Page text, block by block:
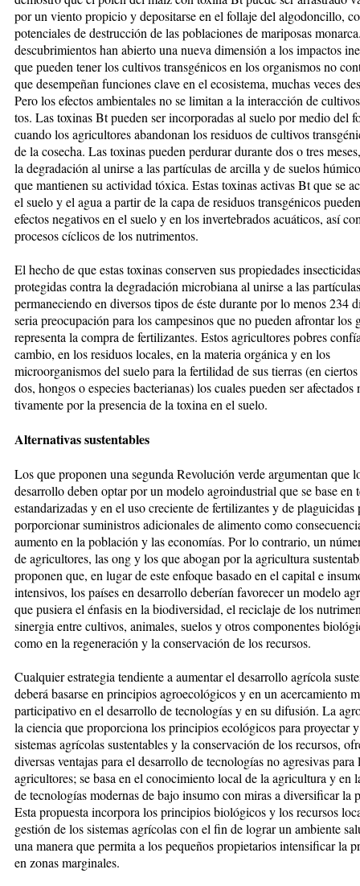
por un viento propicio y depositarse en el follaje del algodoncillo,
potencia­les de destrucción de las poblaciones de mariposas
descubri­mientos han abierto una nueva dimen­sión a los impactos
que pue­den tener los cul­tivos transgénicos en los organismos no
que desempeñan funciones clave en el ecosistema, muchas veces
Pero los efectos ambientales no se limitan a la interacción de
tos. Las toxinas Bt pue­den ser incor­po­radas al suelo por medio del
cuando los agriculto­res abandonan los residuos de culti­vos
de la cosecha. Las toxinas pueden per­du­rar durante dos o tres
la degra­da­ción al unirse a las partículas de ar­cilla y de suelos
que mantienen su actividad tóxica. Estas to­xinas activas Bt que se
el suelo y el agua a partir de la capa de residuos transgénicos
efectos negativos en el sue­lo y en los invertebrados acuáticos, así
procesos cíclicos de los nutrimentos.
El hecho de que estas toxinas con­serven sus pro­piedades
pro­tegidas contra la degradación mi­cro­biana al unirse a las
permaneciendo en diver­sos tipos de éste durante por lo me­nos 234
seria preocupación pa­ra los campesinos que no pueden afrontar los
representa la compra de fertilizan­tes. Estos agricul­tores pobres
cambio, en los re­si­duos locales, en la materia orgánica y en los
microorganismos del suelo para la fertilidad de sus tierras (en
dos, hongos o especies bac­terianas) los cuales pueden ser
tivamente por la presencia de la toxina en el suelo.
Alternativas sustentables
Los que proponen una segunda Revo­lución verde argumentan que
desarrollo deben optar por un modelo agroindustrial que se base en
estandarizadas y en el uso creciente de fertilizantes y de plagui­ci­das
porporcionar suministros adi­cionales de alimento como
aumento en la población y las economías. Por lo contrario, un
de agricultores, las ong y los que abogan por la agricul­tu­ra
proponen que, en lugar de es­te enfoque basado en el capital e
intensivos, los países en desa­rrollo deberían favorecer un modelo
que pusiera el énfasis en la biodiversidad, el reciclaje de los
sinergia entre cultivos, animales, suelos y otros componentes
como en la re­ge­neración y la conservación de los recursos.
Cualquier estrategia tendiente a aumentar el desarrollo agrícola
deberá basarse en principios agroecológicos y en un acercamiento
participativo en el desarro­llo de tecnologías y en su difusión. La
la ciencia que proporciona los principios ecológicos para proyec­tar
sistemas agrícolas sus­tentables y la conservación de los re­cur­sos,
diversas ventajas pa­ra el desarrollo de tecnologías no agre­sivas para
agricultores; se ­basa en el conocimiento lo­cal de la agri­cul­tura y en
de tecnologías mo­der­nas de bajo in­su­mo con mi­ras a diversificar la
Esta propuesta incorpora los principios biológicos y los recursos
gestión de los sistemas agrícolas con el fin de lograr un ambiente
una manera que permita a los peque­ños propietarios intensificar la
en zo­nas marginales.